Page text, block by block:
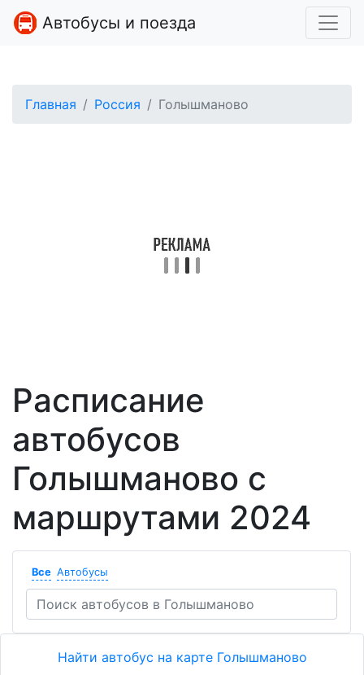
Автобусы и поезда
Главная Россия Голышманово
Расписание
автобусов
Голышманово с
маршрутами 2024
Все Автобусы
Найти автобус на карте Голышманово